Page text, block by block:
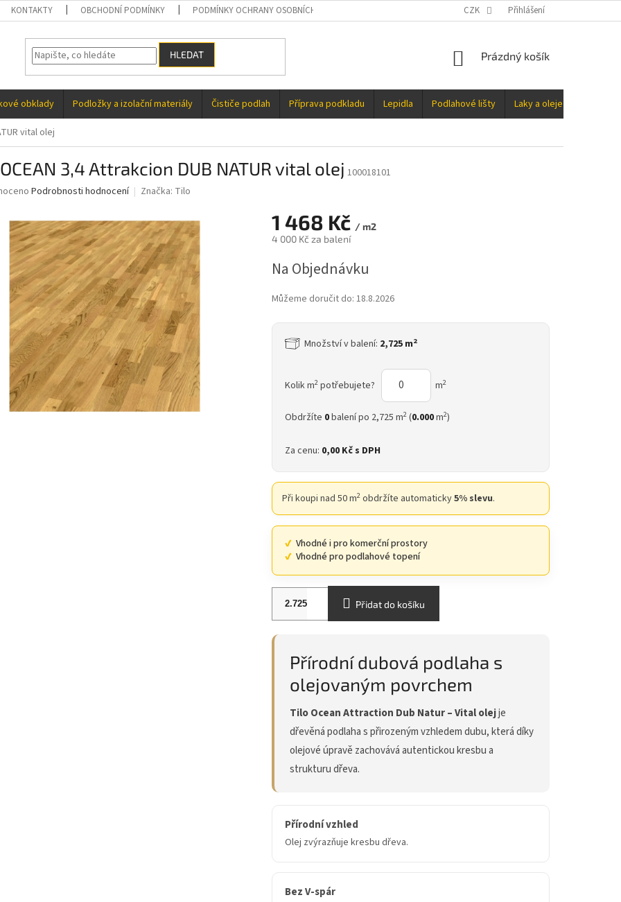
KONTAKTY OBCHODNÍ PODMÍNKY PODMÍNKY OCHRANY OSOBNÍCH ÚDAJŮ CZK Přihlášení
HLEDAT
NÁKUPNÍ
Prázdný košík
obklady Podložky a izolační materiály Čističe podlah Příprava podkladu Lepidla Podlahové lišty Laky a oleje
vital olej
3,4 Attrakcion DUB NATUR vital olej 100018101
Podrobnosti hodnocení Značka: Tilo
1 468 Kč / m2
4 000 Kč za balení
cena:
Na Objednávku
Můžeme doručit do: 18.8.2026
Množství v balení: 2,725 m2
Kolik m2potřebujete? m2
Obdržíte 0balení po 2,725 m2(0.000m2)
Za cenu: 0,00 Kčs DPH
Při koupi nad 50 m2obdržíte automaticky5% slevu.
Vhodné i pro komerční prostory
Vhodné pro podlahové topení
Přidat do košíku
Přírodní dubová podlaha s
olejovaným povrchem
Tilo Ocean Attraction Dub Natur – Vital olejje
dřevěná podlaha s přirozeným vzhledem dubu, která díky
olejové úpravě zachovává autentickou kresbu a
strukturu dřeva.
Přírodní vzhled
Olej zvýrazňuje kresbu dřeva.
Bez V-spár